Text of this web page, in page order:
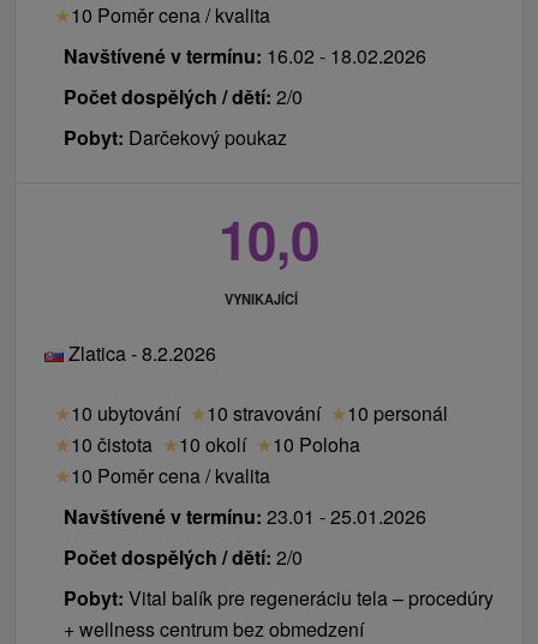
★10 Poměr cena / kvalita
Navštívené v termínu: 16.02 - 18.02.2026
Počet dospělých / dětí: 2/0
Pobyt: Darčekový poukaz
10,0
VYNIKAJÍCÍ
Zlatica - 8.2.2026
★10 ubytování ★10 stravování ★10 personál
★10 čistota ★10 okolí ★10 Poloha
★10 Poměr cena / kvalita
Navštívené v termínu: 23.01 - 25.01.2026
Počet dospělých / dětí: 2/0
Pobyt: Vital balík pre regeneráciu tela – procedúry
+ wellness centrum bez obmedzení